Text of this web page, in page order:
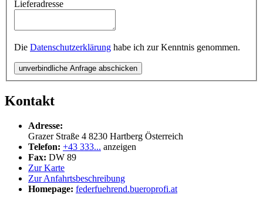
Lieferadresse
Die Datenschutzerklärung habe ich zur Kenntnis genommen.
unverbindliche Anfrage abschicken
Kontakt
Adresse:
Grazer Straße 4 8230 Hartberg Österreich
Telefon: +43 333... anzeigen
Fax: DW 89
Zur Karte
Zur Anfahrtsbeschreibung
Homepage: federfuehrend.bueroprofi.at